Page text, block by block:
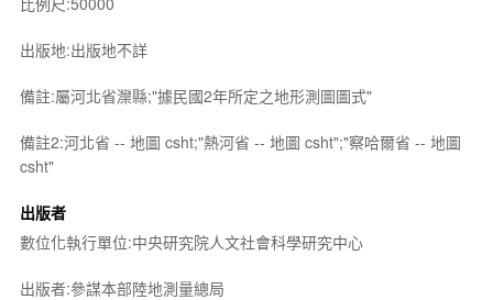
出版地:出版地不詳
備註:屬河北省灤縣;"據民國2年所定之地形測圖圖式"
備註2:河北省 -- 地圖 csht;"熱河省 -- 地圖 csht";"察哈爾省 -- 地圖
csht"
出版者
數位化執行單位:中央研究院人文社會科學研究中心
出版者:參謀本部陸地測量總局